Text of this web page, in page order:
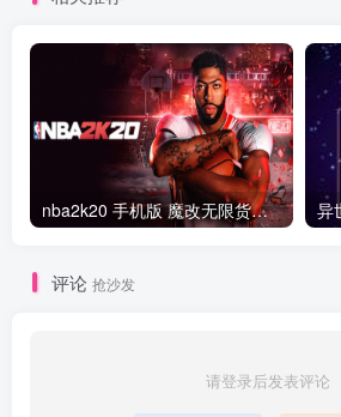
nba2k20 手机版 魔改无限货币版 异
评论 抢沙发
请登录后发表评论